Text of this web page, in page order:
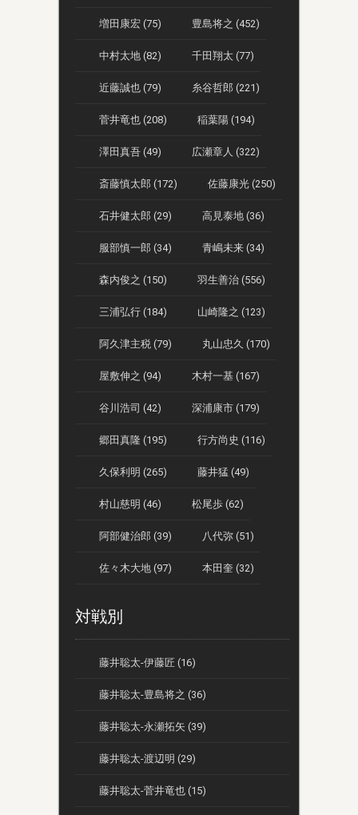
増田康宏 (75) 豊島将之 (452)
中村太地 (82) 千田翔太 (77)
近藤誠也 (79) 糸谷哲郎 (221)
菅井竜也 (208) 稲葉陽 (194)
澤田真吾 (49) 広瀬章人 (322)
斎藤慎太郎 (172) 佐藤康光 (250)
石井健太郎 (29) 高見泰地 (36)
服部慎一郎 (34) 青嶋未来 (34)
森内俊之 (150) 羽生善治 (556)
三浦弘行 (184) 山崎隆之 (123)
阿久津主税 (79) 丸山忠久 (170)
屋敷伸之 (94) 木村一基 (167)
谷川浩司 (42) 深浦康市 (179)
郷田真隆 (195) 行方尚史 (116)
久保利明 (265) 藤井猛 (49)
村山慈明 (46) 松尾歩 (62)
阿部健治郎 (39) 八代弥 (51)
佐々木大地 (97) 本田奎 (32)
対戦別
藤井聡太-伊藤匠 (16)
藤井聡太-豊島将之 (36)
藤井聡太-永瀬拓矢 (39)
藤井聡太-渡辺明 (29)
藤井聡太-菅井竜也 (15)